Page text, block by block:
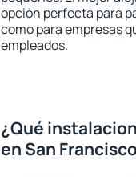
opción perfecta para
como para empresas
empleados.
¿Qué
en San